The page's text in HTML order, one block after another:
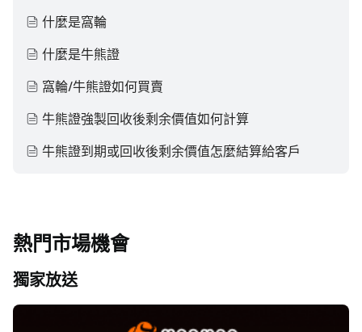
什麼是窩輪
什麼是牛熊證
窩輪/牛熊證如何買賣
牛熊證強製回收後剩余價值如何計算
牛熊證到期或回收後剩余價值怎麼結算給客戶
熱門市場機會
獨家放送